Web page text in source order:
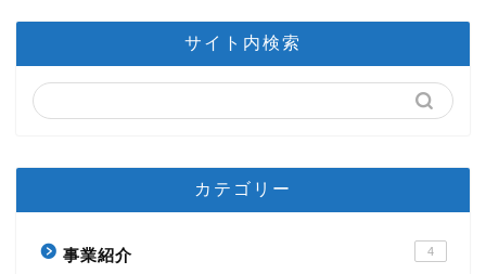
サイト内検索
カテゴリー
事業紹介 4